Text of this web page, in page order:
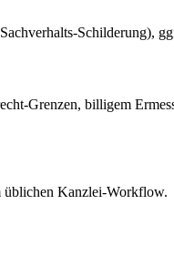
Schilderung),
Grenzen, billigem
üblichen Kanzlei-Workflow.